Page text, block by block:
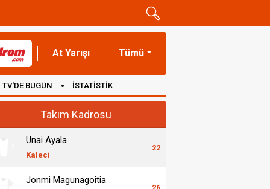
At Yarışı Tümü
TV'DE BUGÜN İSTATİSTİK
Takım Kadrosu
Unai Ayala
Kaleci
22
Jonmi Magunagoitia